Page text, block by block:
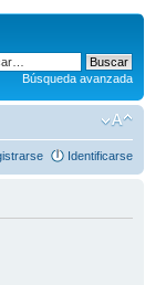
Búsqueda avanzada
Identificarse